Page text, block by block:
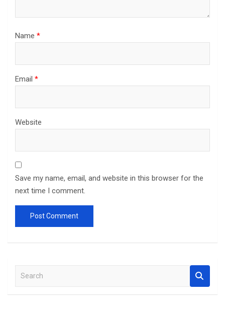
Name *
Email *
Website
Save my name, email, and website in this browser for the
next time I comment.
a